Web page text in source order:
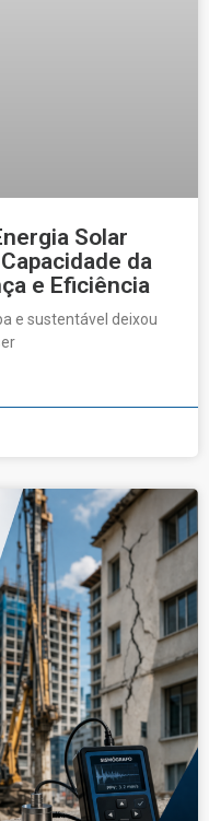
Solar
da
e Eficiência
e sustentável deixou